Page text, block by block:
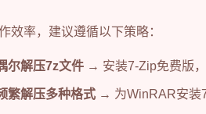
效率，建议遵循以下策略：
尔解压7z文件 → 安装7-Zip免费版
繁解压多种格式 → 为WinRAR安装